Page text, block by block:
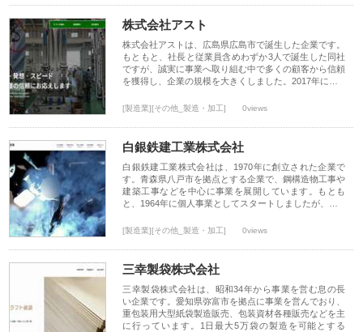
株式会社アスト
株式会社アストは、広島県広島市で誕生した企業です。
もともと、社長と従業員含めわずか3人で誕生した同社
ですが、誠実に事業へ取り組む中で多くの顧客から信頼
を獲得し、企業の規模を大きくしました。2017年に…
[製造業][その他_製造・加工] 0views
白銀鉄建工業株式会社
白銀鉄建工業株式会社は、1970年に創立された企業で
す。青森県八戸市を拠点とする企業で、鋼構造物工事や
建築工事などを中心に事業を展開しています。もとも
と、1964年に個人事業としてスタートしましたが、…
[製造業][その他_製造・加工] 0views
三幸製袋株式会社
三幸製袋株式会社は、昭和34年から事業を営む息の長
い企業です。愛知県弥富市を拠点に事業を営んでおり、
重包装用大型紙袋製造販売、包装資材各種販売などを主
に行っています。1日最大5万袋の製造を可能とする